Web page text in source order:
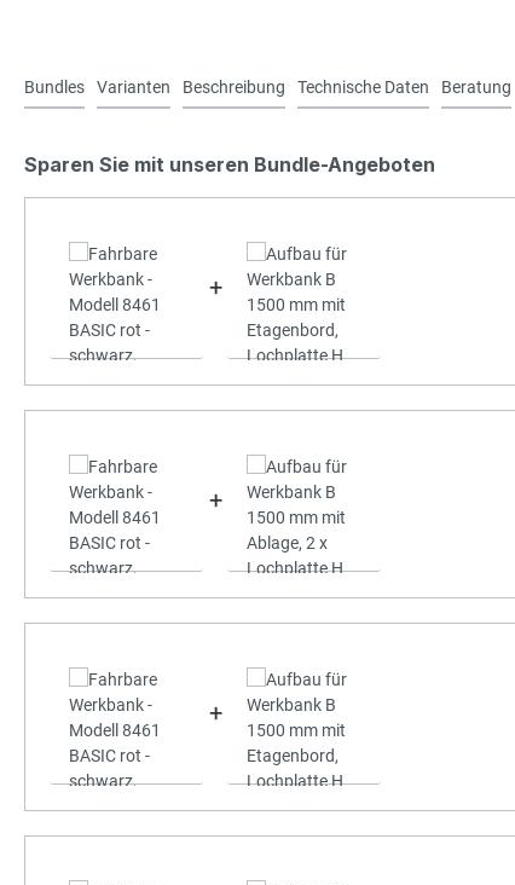
Bundles Varianten Beschreibung Technische Daten Beratung
Sparen Sie mit unseren Bundle-Angeboten
+
+
+